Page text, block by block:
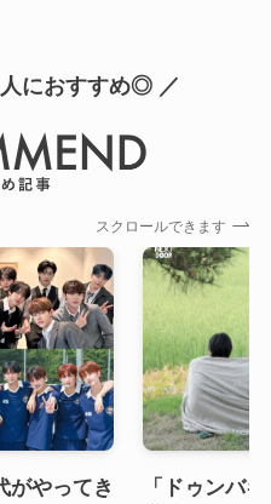
におすすめ◎ ／
スクロールできます
がやってき
「ドゥンバ